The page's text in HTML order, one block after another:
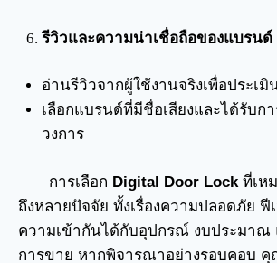
รีวิวและความน่าเชื่อถือของแบรนด์
อ่านรีวิวจากผู้ใช้งานจริงเพื่อประเ
เลือกแบรนด์ที่มีชื่อเสียงและได้รับก
วงการ
การเลือก Digital Door Lock ที่เห
ถึงหลายปัจจัย ทั้งเรื่องความปลอดภัย ฟี
ความเข้ากันได้กับอุปกรณ์ งบประมาณ
การขาย หากพิจารณาอย่างรอบคอบ